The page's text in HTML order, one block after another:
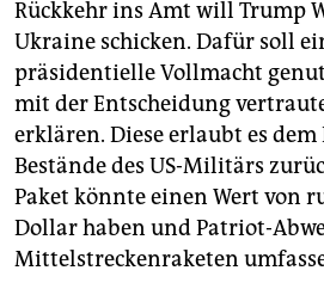
Rückkehr ins Amt will Trump
Ukraine schicken. Dafür soll
präsidentielle Vollmacht
mit der Entscheidung
erklären. Diese erlaubt es
Bestände des US-Militärs
Paket könnte einen Wert von
Dollar haben und Patriot-
Mittelstreckenraketen